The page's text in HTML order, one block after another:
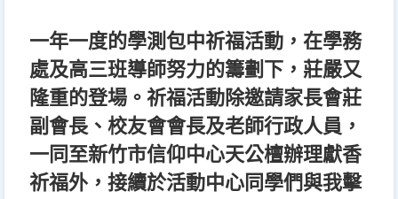
一年一度的學測包中祈福活動，在學務
處及高三班導師努力的籌劃下，莊嚴又
隆重的登場。祈福活動除邀請家長會莊
副會長、校友會會長及老師行政人員，
一同至新竹市信仰中心天公檀辦理獻香
祈福外，接續於活動中心同學們與我擊